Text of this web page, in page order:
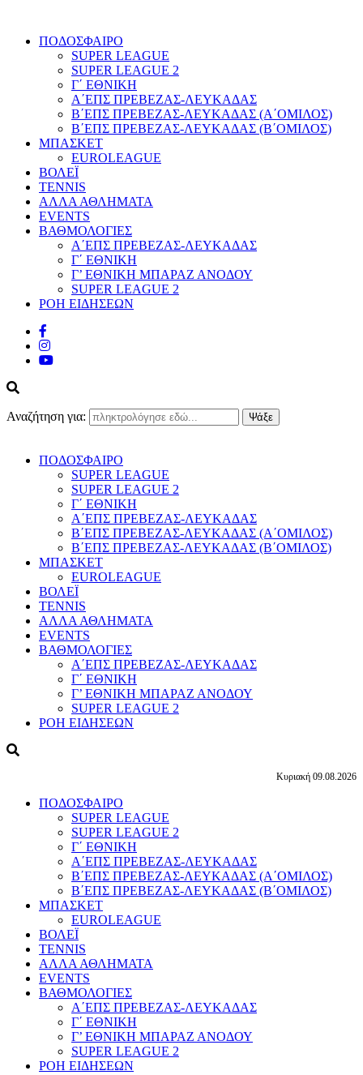
ΠΟΔΟΣΦΑΙΡΟ
SUPER LEAGUE
SUPER LEAGUE 2
Γ΄ ΕΘΝΙΚΗ
Α΄ΕΠΣ ΠΡΕΒΕΖΑΣ-ΛΕΥΚΑΔΑΣ
Β΄ΕΠΣ ΠΡΕΒΕΖΑΣ-ΛΕΥΚΑΔΑΣ (Α΄ΟΜΙΛΟΣ)
Β΄ΕΠΣ ΠΡΕΒΕΖΑΣ-ΛΕΥΚΑΔΑΣ (Β΄ΟΜΙΛΟΣ)
ΜΠΑΣΚΕΤ
EUROLEAGUE
ΒΟΛΕΪ
TENNIS
ΑΛΛΑ ΑΘΛΗΜΑΤΑ
EVENTS
ΒΑΘΜΟΛΟΓΙΕΣ
Α΄ΕΠΣ ΠΡΕΒΕΖΑΣ-ΛΕΥΚΑΔΑΣ
Γ΄ ΕΘΝΙΚΗ
Γ’ ΕΘΝΙΚΗ ΜΠΑΡΑΖ ΑΝΟΔΟΥ
SUPER LEAGUE 2
ΡΟΗ ΕΙΔΗΣΕΩΝ
Αναζήτηση για:
ΠΟΔΟΣΦΑΙΡΟ
SUPER LEAGUE
SUPER LEAGUE 2
Γ΄ ΕΘΝΙΚΗ
Α΄ΕΠΣ ΠΡΕΒΕΖΑΣ-ΛΕΥΚΑΔΑΣ
Β΄ΕΠΣ ΠΡΕΒΕΖΑΣ-ΛΕΥΚΑΔΑΣ (Α΄ΟΜΙΛΟΣ)
Β΄ΕΠΣ ΠΡΕΒΕΖΑΣ-ΛΕΥΚΑΔΑΣ (Β΄ΟΜΙΛΟΣ)
ΜΠΑΣΚΕΤ
EUROLEAGUE
ΒΟΛΕΪ
TENNIS
ΑΛΛΑ ΑΘΛΗΜΑΤΑ
EVENTS
ΒΑΘΜΟΛΟΓΙΕΣ
Α΄ΕΠΣ ΠΡΕΒΕΖΑΣ-ΛΕΥΚΑΔΑΣ
Γ΄ ΕΘΝΙΚΗ
Γ’ ΕΘΝΙΚΗ ΜΠΑΡΑΖ ΑΝΟΔΟΥ
SUPER LEAGUE 2
ΡΟΗ ΕΙΔΗΣΕΩΝ
Κυριακή 09.08.2026
ΠΟΔΟΣΦΑΙΡΟ
SUPER LEAGUE
SUPER LEAGUE 2
Γ΄ ΕΘΝΙΚΗ
Α΄ΕΠΣ ΠΡΕΒΕΖΑΣ-ΛΕΥΚΑΔΑΣ
Β΄ΕΠΣ ΠΡΕΒΕΖΑΣ-ΛΕΥΚΑΔΑΣ (Α΄ΟΜΙΛΟΣ)
Β΄ΕΠΣ ΠΡΕΒΕΖΑΣ-ΛΕΥΚΑΔΑΣ (Β΄ΟΜΙΛΟΣ)
ΜΠΑΣΚΕΤ
EUROLEAGUE
ΒΟΛΕΪ
TENNIS
ΑΛΛΑ ΑΘΛΗΜΑΤΑ
EVENTS
ΒΑΘΜΟΛΟΓΙΕΣ
Α΄ΕΠΣ ΠΡΕΒΕΖΑΣ-ΛΕΥΚΑΔΑΣ
Γ΄ ΕΘΝΙΚΗ
Γ’ ΕΘΝΙΚΗ ΜΠΑΡΑΖ ΑΝΟΔΟΥ
SUPER LEAGUE 2
ΡΟΗ ΕΙΔΗΣΕΩΝ